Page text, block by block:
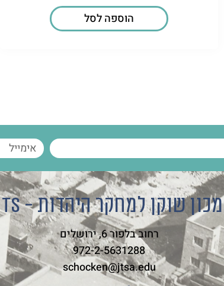
הוספה לסל
מכון שוקן למחקר היהדות - JTS
רחוב בלפור 6, ירושלים
972-2-5631288
schocken@jtsa.edu